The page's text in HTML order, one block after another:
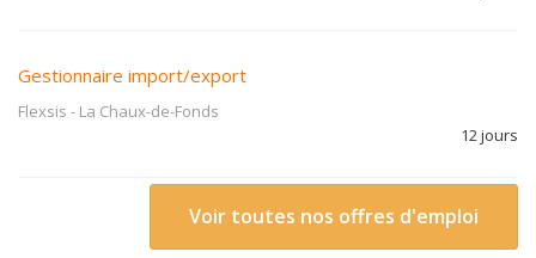
Gestionnaire import/export
Flexsis - La Chaux-de-Fonds
12 jours
Voir toutes nos offres d'emploi